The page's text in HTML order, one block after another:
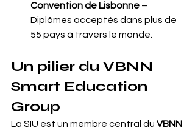
Convention de Lisbonne –
Diplômes acceptés dans plus de
55 pays à travers le monde.
Un pilier du VBNN
Smart Education
Group
La SIU est un membre central du VBNN